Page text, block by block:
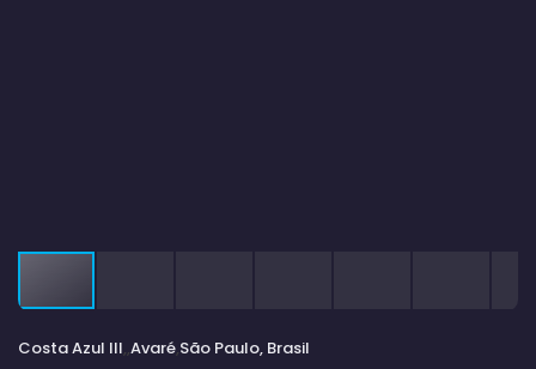
Costa Azul III Avaré São Paulo, Brasil